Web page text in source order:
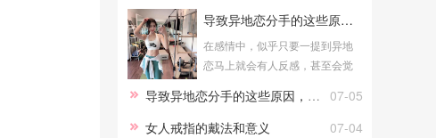
导致异地恋分手的这些原因，你犯过吗
在感情中，似乎只要一提到异地
恋马上就会有人反感，甚至会觉
钱，其实在爱情中，真正打败你
们的往往都不是异地恋，异地恋
07-05
导致异地恋分手的这些原因，你犯过吗
07-04
女人戒指的戴法和意义